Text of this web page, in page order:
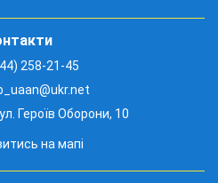
258-21-45
Героїв Оборони, 10
на мапі